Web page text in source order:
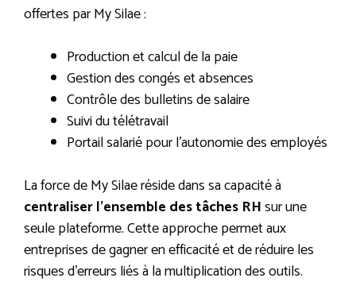
offertes par My Silae :
Production et calcul de la paie
Gestion des congés et absences
Contrôle des bulletins de salaire
Suivi du télétravail
Portail salarié pour l’autonomie des employés
La force de My Silae réside dans sa capacité à
centraliser l’ensemble des tâches RHsur une
seule plateforme. Cette approche permet aux
entreprises de gagner en efficacité et de réduire les
risques d’erreurs liés à la multiplication des outils.